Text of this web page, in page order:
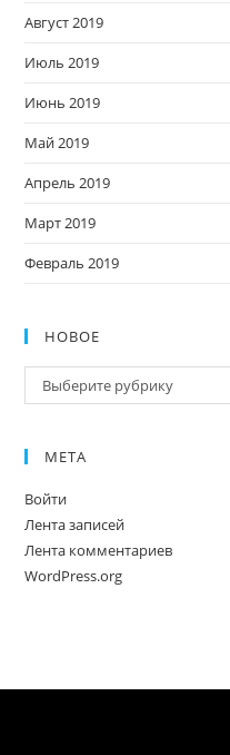
Август 2019
Июль 2019
Июнь 2019
Май 2019
Апрель 2019
Март 2019
Февраль 2019
НОВОЕ
Новое
Выберите рубрику
МЕТА
Войти
Лента записей
Лента комментариев
WordPress.org